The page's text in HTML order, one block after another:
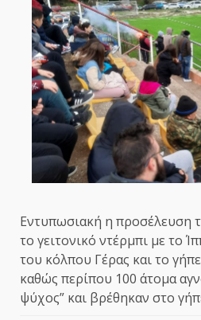
Εντυπωσιακή η προσέλευση
το γειτονικό ντέρμπι με το
του κόλπου Γέρας και το
καθώς περίπου 100 άτομα
ψύχος” και βρέθηκαν στο